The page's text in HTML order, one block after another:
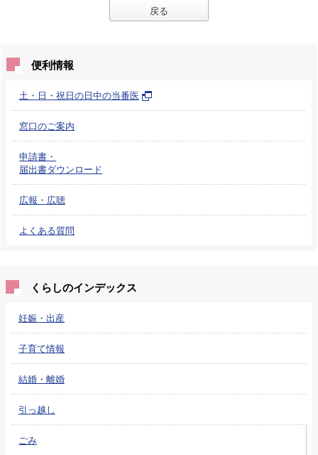
戻る
便利情報
土・日・祝日の日中の当番医
窓口のご案内
申請書・
届出書ダウンロード
広報・広聴
よくある質問
くらしのインデックス
妊娠・出産
子育て情報
結婚・離婚
引っ越し
ごみ